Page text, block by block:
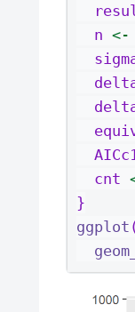
  n
<-
  cnt
}
ggplot